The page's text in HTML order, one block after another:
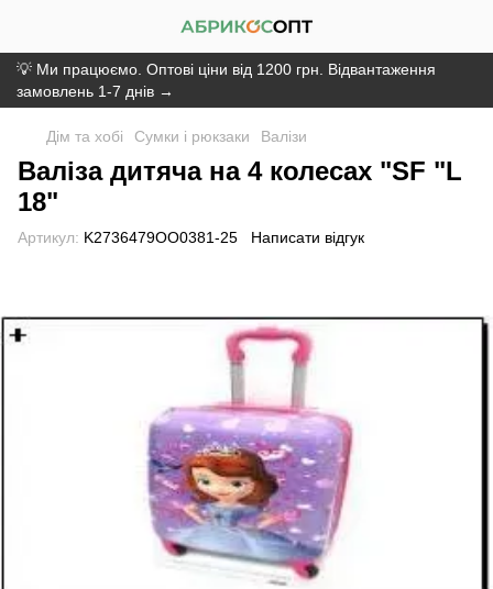
💡 Ми працюємо. Оптові ціни від 1200 грн. Відвантаження
замовлень 1-7 днів →
Дім та хобі Сумки і рюкзаки Валізи
Валіза дитяча на 4 колесах "SF "L
18"
Артикул: K2736479OO0381-25 Написати відгук